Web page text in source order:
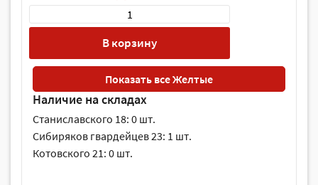
В корзину
Показать все Желтые
Наличие на складах
Станиславского 18: 0 шт.
Сибиряков гвардейцев 23: 1 шт.
Котовского 21: 0 шт.